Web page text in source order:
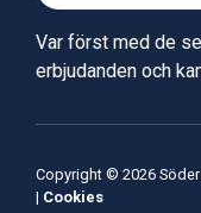
Var först med de
erbjudanden och
Copyright © 2026
| Cookies